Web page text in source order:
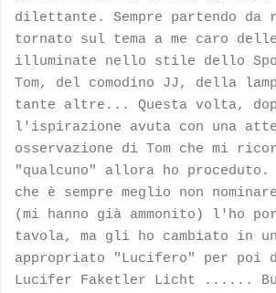
dilettante. Sempre partendo
tornato sul tema a me caro
illuminate nello stile dello
Tom, del comodino JJ, della
tante altre... Questa volta,
l'ispirazione avuta con una
osservazione di Tom che mi
"qualcuno" allora ho proceduto.
che è sempre meglio non
(mi hanno già ammonito) l'ho
tavola, ma gli ho cambiato in
appropriato "Lucifero" per poi
Lucifer Faketler Licht ......